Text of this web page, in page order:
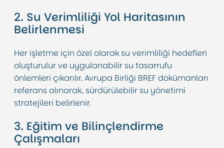
2. Su Verimliliği Yol Haritasının
Belirlenmesi
Her işletme için özel olarak su verimliliği hedefleri
oluşturulur ve uygulanabilir su tasarrufu
önlemleri çıkarılır. Avrupa Birliği BREF dokümanları
referans alınarak, sürdürülebilir su yönetimi
stratejileri belirlenir.
3. Eğitim ve Bilinçlendirme
Çalışmaları